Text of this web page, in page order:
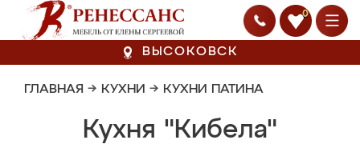
0
ВЫСОКОВСК
ГЛАВНАЯ → КУХНИ → КУХНИ ПАТИНА
Кухня "Кибела"